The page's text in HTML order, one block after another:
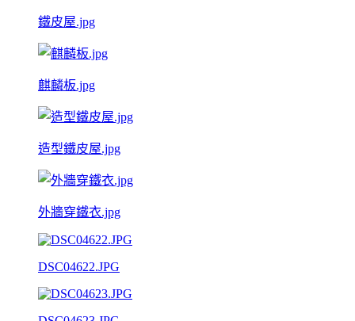
鐵皮屋.jpg
麒麟板.jpg
造型鐵皮屋.jpg
外牆穿鐵衣.jpg
DSC04622.JPG